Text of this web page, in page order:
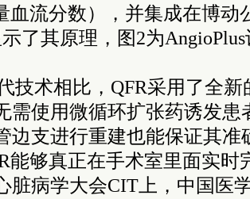
血流分数），并集成在博动
示了其原理，图2为
技术相比，QFR采用了全
需使用微循环扩张药诱发患
边支进行重建也能保证其准
能够真正在手术室里面实时
脏病学大会CIT上，中国医